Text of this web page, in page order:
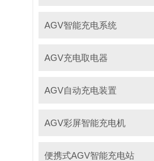
AGV智能充电系统
AGV充电取电器
AGV自动充电装置
AGV彩屏智能充电机
便携式AGV智能充电站